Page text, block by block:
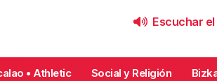
Escuchar
• Athletic Social y Religión